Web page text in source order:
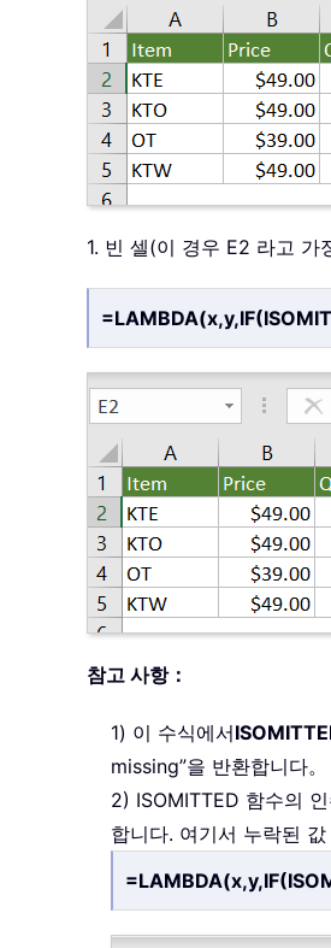
1. 빈 셀(이 경우 E2 라고 가
참고 사항：
1) 이 수식에서
missing”을 반환합니다。
2) ISOMITTED 함수의
합니다. 여기서 누락된